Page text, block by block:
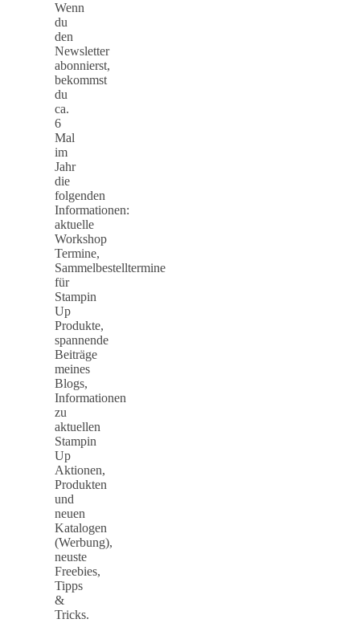
Wenn
du
den
Newsletter
abonnierst,
bekommst
du
ca.
6
Mal
im
Jahr
die
folgenden
Informationen:
aktuelle
Workshop
Termine,
Sammelbestelltermine
für
Stampin
Up
Produkte,
spannende
Beiträge
meines
Blogs,
Informationen
zu
aktuellen
Stampin
Up
Aktionen,
Produkten
und
neuen
Katalogen
(Werbung),
neuste
Freebies,
Tipps
&
Tricks.